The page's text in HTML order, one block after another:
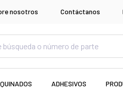
nosotros Contáctanos
ADHESIVOS